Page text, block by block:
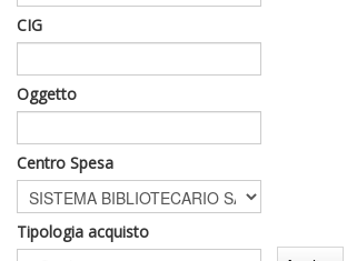
CIG
Oggetto
Centro Spesa
Tipologia acquisto